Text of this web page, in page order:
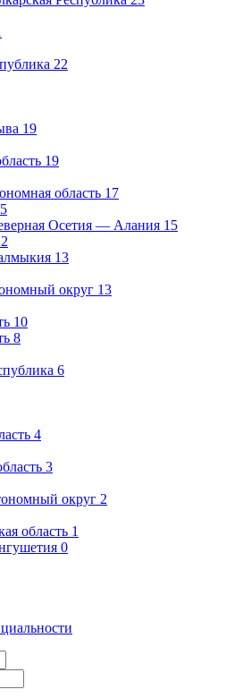
22
19
19
область 17
Осетия — Алания 15
13
округ 13
10
8
6
4
3
округ 2
область 1
0